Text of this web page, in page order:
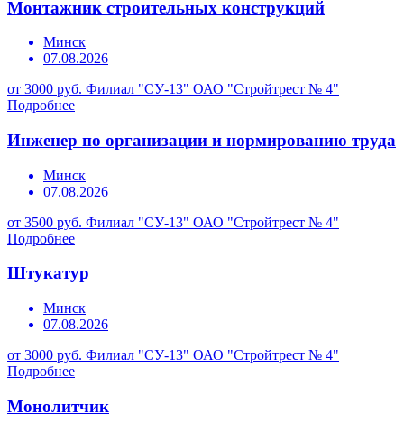
Монтажник строительных конструкций
Минск
07.08.2026
от 3000 руб. Филиал "СУ-13" ОАО "Стройтрест № 4"
Подробнее
Инженер по организации и нормированию труда
Минск
07.08.2026
от 3500 руб. Филиал "СУ-13" ОАО "Стройтрест № 4"
Подробнее
Штукатур
Минск
07.08.2026
от 3000 руб. Филиал "СУ-13" ОАО "Стройтрест № 4"
Подробнее
Монолитчик